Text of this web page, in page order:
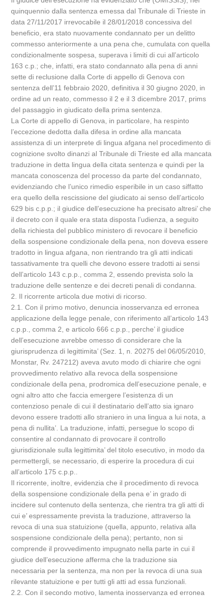
quinquennio dalla sentenza emessa dal Tribunale di Trieste in
data 27/11/2017 irrevocabile il 28/01/2018 concessiva del
beneficio, era stato nuovamente condannato per un delitto
commesso anteriormente a una pena che, cumulata con quella
condizionalmente sospesa, superava i limiti di cui all’articolo
163 c.p.; che, infatti, era stato condannato alla pena di anni
sette di reclusione dalla Corte di appello di Genova con
sentenza dell’11 febbraio 2020, definitiva il 30 giugno 2020, in
ordine ad un reato, commesso il 2 e il 3 dicembre 2017, prims
del passaggio in giudicato della prima sentenza.
La Corte di appello di Genova, in particolare, ha respinto
l’eccezione dedotta dalla difesa in ordine alla mancata
assistenza di un interprete di lingua afgana nel procedimento di
cognizione svolto dinanzi al Tribunale di Trieste ed alla mancata
traduzione in detta lingua della citata sentenza e quindi per la
mancata conoscenza del processo da parte del condannato,
evidenziando che l’unico rimedio esperibile in un caso siffatto
era quello della rescissione del giudicato ai senso dell’articolo
629 bis c.p.p.; il giudice dell’esecuzione ha precisato altresi’ che
il decreto con il quale era stata disposta l’udienza, a seguito
della richiesta del pubblico ministero di revocare il beneficio
della sospensione condizionale della pena, non doveva essere
tradotto in lingua afgana, non rientrando tra gli atti indicati
tassativamente tra quelli che devono essere tradotti ai sensi
dell’articolo 143 c.p.p., comma 2, essendo prevista solo la
traduzione delle sentenze e dei decreti penali di condanna.
2. Il ricorrente articola due motivi di ricorso.
2.1. Con il primo motivo, denuncia inosservanza ed erronea
applicazione della legge penale, con riferimento all’articolo 143
c.p.p., comma 2, e articolo 666 c.p.p., perche’ il giudice
dell’esecuzione avrebbe omesso di considerare che la
giurisprudenza di legittimita’ (Sez. 1, n. 20275 del 06/05/2010,
Monstar, Rv. 247212) aveva avuto modo di chiarire che ogni
provvedimento relativo alla revoca della sospensione
condizionale della pena, prodromica dell’esecuzione penale, e
ogni altro atto che faccia emergere l’esistenza di un
contenzioso penale di cui il destinatario dell’atto sia ignaro
devono essere tradotti allo straniero in una lingua a lui nota, a
pena di nullita’. La traduzione, infatti, persegue lo scopo di
consentire al condannato di provocare il controllo
giurisdizionale sulla legittimita’ del titolo esecutivo, in modo da
permettergli, se necessario, di esperire la procedura di cui
all’articolo 175 c.p.p..
Il ricorrente, inoltre, evidenzia che il procedimento di revoca
della sospensione condizionale della pena e’ in grado di
incidere sul contenuto della sentenza, che rientra tra gli atti di
cui e’ espressamente prevista la traduzione, attraverso la
revoca di una sua statuizione (quella, appunto, relativa alla
sospensione condizionale della pena); pertanto, non si
comprende il provvedimento impugnato nella parte in cui il
giudice dell’esecuzione afferma che la traduzione sia
necessaria per la sentenza, ma non per la revoca di una sua
rilevante statuizione e per tutti gli atti ad essa funzionali.
2.2. Con il secondo motivo, lamenta inosservanza ed erronea